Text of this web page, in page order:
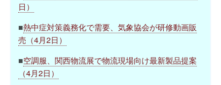
日）
■熱中症対策義務化で需要、気象協会が研修動画販
売（4月2日）
■空調服、関西物流展で物流現場向け最新製品提案
（4月2日）